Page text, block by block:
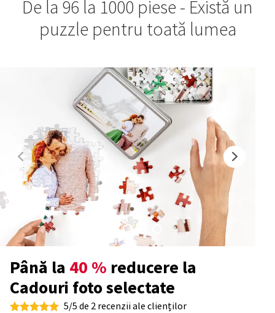
De la 96 la 1000 piese - Există un
puzzle pentru toată lumea
Până la 40 % reducere la
Cadouri foto selectate
5/5 de 2 recenzii ale clienților